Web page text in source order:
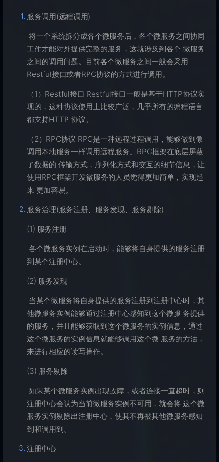
服务调用(远程调用)
​ 将一个系统拆分成各个微服务后，各个微服务之间协同
工作才能对外提供完整的服务，这就涉及到各个 微服务
之间的调用问题。目前各个微服务之间一般会采用
Restful接口或者RPC协议的方式进行调用。
（1）Restful接口 Restful接口一般是基于HTTP协议实
现的，这种协议使用上比较广泛，几乎所有的编程语言
都支持HTTP 协议。
（2）RPC协议 RPC是一种远程过程调用，能够做到像
调用本地服务一样调用远程服务。RPC框架在底层屏蔽
了数据的 传输方式，序列化方式和交互的细节信息，让
使用RPC框架开发微服务的人员觉得更加简单，实现起
来 更加容易。
服务治理(服务注册、服务发现、服务剔除)
(1) 服务注册
​ 各个微服务实例在启动时，能够将自身提供的服务注册
到某个注册中心。
(2) 服务发现
​ 当某个微服务将自身提供的服务注册到注册中心时，其
他微服务实例能够通过注册中心感知到这个微服 务提供
的服务，并且能够获取到这个微服务的实例信息，通过
这个微服务的实例信息就能够调用这个微 服务的方法，
来进行相应的读写操作。
(3) 服务剔除
​ 如果某个微服务实例出现故障，或者连接一直超时，则
注册中心会认为当前微服务实例不可用，就会将 这个微
服务实例剔除出注册中心，使其不再被其他微服务感知
到和调用到。
注册中心